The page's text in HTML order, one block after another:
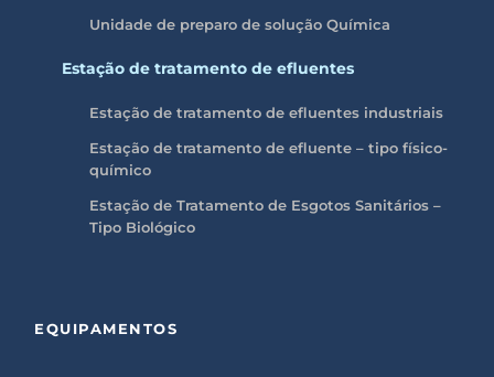
Unidade de preparo de solução Química
Estação de tratamento de efluentes
Estação de tratamento de efluentes industriais
Estação de tratamento de efluente – tipo físico-
químico
Estação de Tratamento de Esgotos Sanitários –
Tipo Biológico
EQUIPAMENTOS